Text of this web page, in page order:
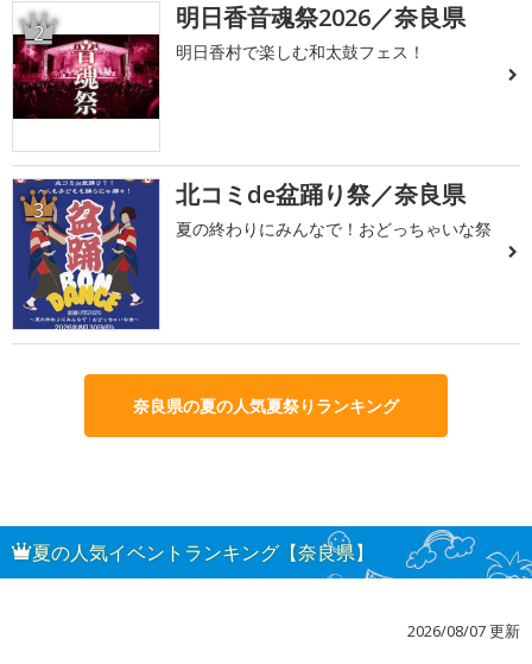
2 明日香音魂祭2026／奈良県
明日香村で楽しむ和太鼓フェス！
3 北コミde盆踊り祭／奈良県
夏の終わりにみんなで！おどっちゃいな祭
奈良県の夏の人気夏祭りランキング
夏の人気イベントランキング【奈良県】
2026/08/07 更新